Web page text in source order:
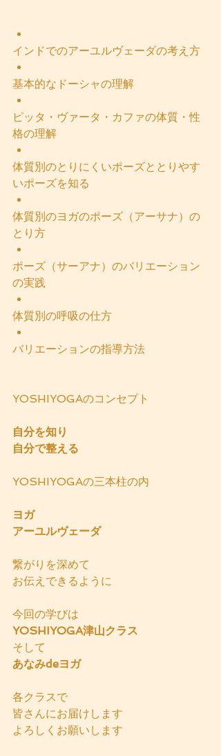
インドでのアーユルヴェーダの考え方
基本的なドーシャの理解
ピッタ・ヴァータ・カファの体質・性
格の理解
体質別のとりにくいポーズととりやす
いポーズを知る
体質別のヨガのポーズ（アーサナ）の
とり方
ポーズ（サーアナ）のバリエーション
の実践
体質別の呼吸の仕方
バリエーションの指導方法
YOSHIYOGAのコンセプト
自分を知り
自分で整える
YOSHIYOGAの三本柱の内
ヨガ
アーユルヴェーダ
繋がりを深めて
お伝えできるように
今回の学びは
YOSHIYOGA津山クラス
そして
あなみdeヨガ
各クラスで
皆さんにお届けします
よろしくお願いします